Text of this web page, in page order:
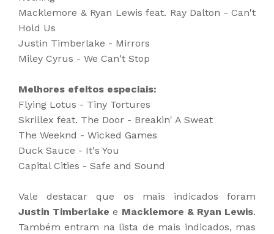
Macklemore & Ryan Lewis feat. Ray Dalton - Can't
Hold Us
Justin Timberlake - Mirrors
Miley Cyrus - We Can't Stop
Melhores efeitos especiais:
Flying Lotus - Tiny Tortures
Skrillex feat. The Door - Breakin' A Sweat
The Weeknd - Wicked Games
Duck Sauce - It's You
Capital Cities - Safe and Sound
Vale destacar que os mais indicados foram
Justin Timberlakee Macklemore & Ryan Lewis.
Também entram na lista de mais indicados, mas